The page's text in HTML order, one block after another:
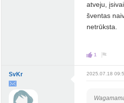
atveju,
šventas
netrūksta.
1
SvKr 2025.07.18